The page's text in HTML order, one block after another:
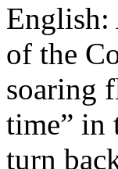
English:
of the
soaring
time” in
turn